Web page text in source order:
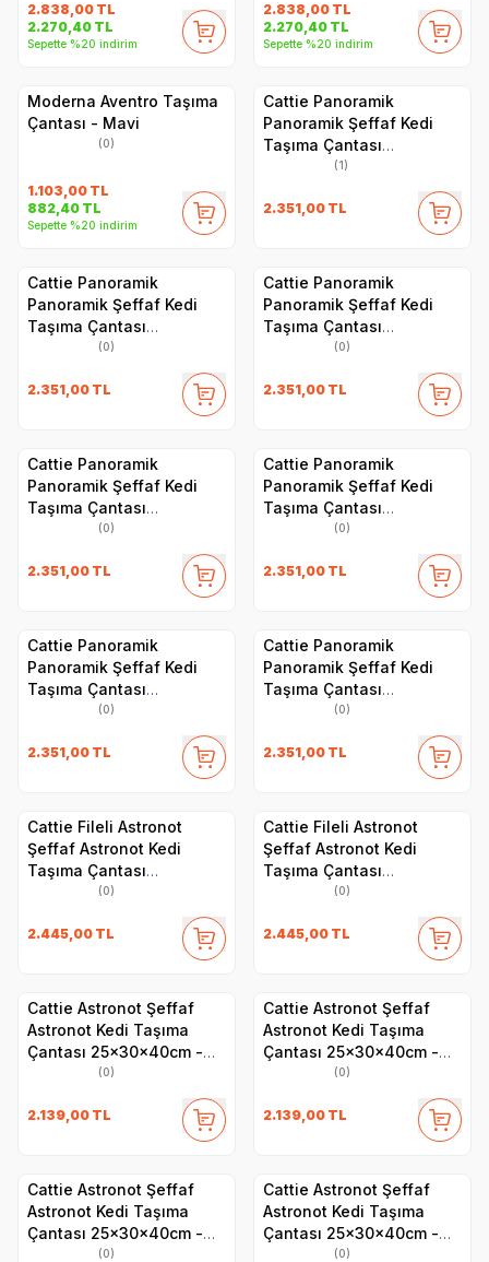
2.838,00 TL
2.270,40 TL
Sepette %20 indirim
2.838,00 TL
2.270,40 TL
Sepette %20 indirim
Moderna Aventro Taşıma
Çantası - Mavi
(0)
1.103,00 TL
882,40 TL
Sepette %20 indirim
Cattie Panoramik
Panoramik Şeffaf Kedi
Taşıma Çantası
30x40x35cm - Yeşil
(1)
2.351,00 TL
Cattie Panoramik
Panoramik Şeffaf Kedi
Taşıma Çantası
30x40x35cm - Turuncu
(0)
2.351,00 TL
Cattie Panoramik
Panoramik Şeffaf Kedi
Taşıma Çantası
30x40x35cm - Siyah
(0)
2.351,00 TL
Cattie Panoramik
Panoramik Şeffaf Kedi
Taşıma Çantası
30x40x35cm - Pembe
(0)
2.351,00 TL
Cattie Panoramik
Panoramik Şeffaf Kedi
Taşıma Çantası
30x40x35cm - Mavi
(0)
2.351,00 TL
Cattie Panoramik
Panoramik Şeffaf Kedi
Taşıma Çantası
30x40x35cm - Mavi
(0)
2.351,00 TL
Cattie Panoramik
Panoramik Şeffaf Kedi
Taşıma Çantası
30x40x35cm - Kırmızı
(0)
2.351,00 TL
Cattie Fileli Astronot
Şeffaf Astronot Kedi
Taşıma Çantası
25x60x40cm - Yeşil
(0)
2.445,00 TL
Cattie Fileli Astronot
Şeffaf Astronot Kedi
Taşıma Çantası
25x60x40cm - Mavi
(0)
2.445,00 TL
Cattie Astronot Şeffaf
Astronot Kedi Taşıma
Çantası 25x30x40cm -
(0)
2.139,00 TL
Cattie Astronot Şeffaf
Astronot Kedi Taşıma
Çantası 25x30x40cm -
(0)
2.139,00 TL
Cattie Astronot Şeffaf
Astronot Kedi Taşıma
Çantası 25x30x40cm -
(0)
Cattie Astronot Şeffaf
Astronot Kedi Taşıma
Çantası 25x30x40cm -
(0)